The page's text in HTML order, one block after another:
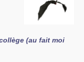
(au fait moi